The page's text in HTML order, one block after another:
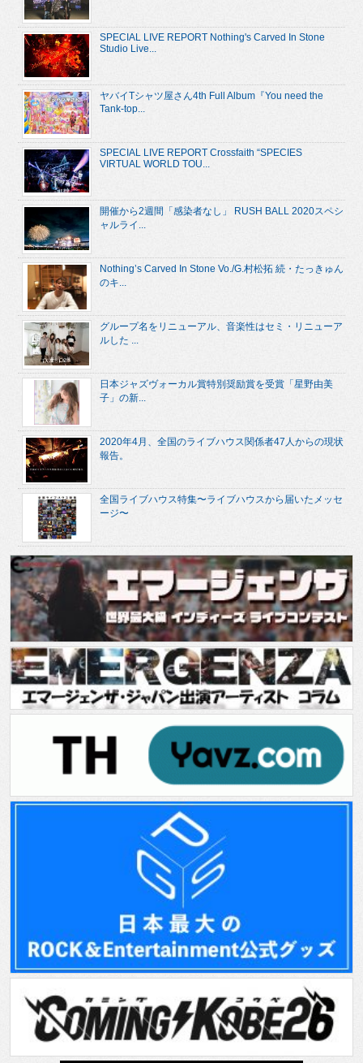
SPECIAL LIVE REPORT Nothing's Carved In Stone
Studio Live...
ヤバイTシャツ屋さん4th Full Album『You need the
Tank-top...
SPECIAL LIVE REPORT Crossfaith “SPECIES
VIRTUAL WORLD TOU...
開催から2週間「感染者なし」 RUSH BALL 2020スペシ
ャルライ...
Nothing’s Carved In Stone Vo./G.村松拓 続・たっきゅん
のキ...
グループ名をリニューアル、音楽性はセミ・リニューア
ルした ...
日本ジャズヴォーカル賞特別奨励賞を受賞「星野由美
子」の新...
2020年4月、全国のライブハウス関係者47人からの現状
報告。
全国ライブハウス特集〜ライブハウスから届いたメッセ
ージ〜